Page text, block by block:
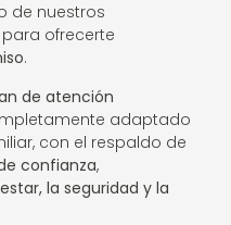
de nuestros
ofrecerte
.
de atención
adaptado
con el respaldo de
confianza,
la seguridad y la